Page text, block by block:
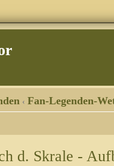
‹ Fan-Legenden-
d. Skrale -